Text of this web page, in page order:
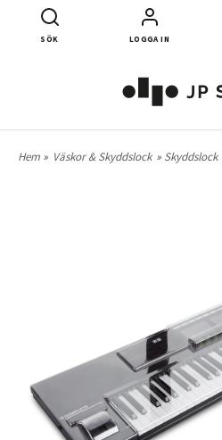
SÖK LOGGA IN
Hem » Väskor & Skyddslock » Skyddslock